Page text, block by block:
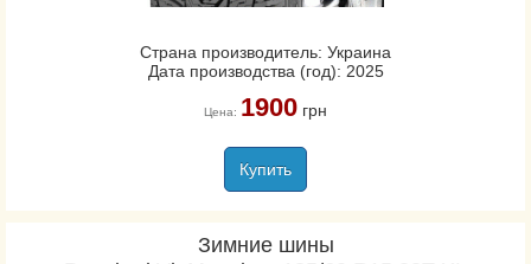
Wrangler HP All Weather
Страна производитель: Украина
Дата производства (год): 2025
Цена: 1900грн
Купить
Зимние шины